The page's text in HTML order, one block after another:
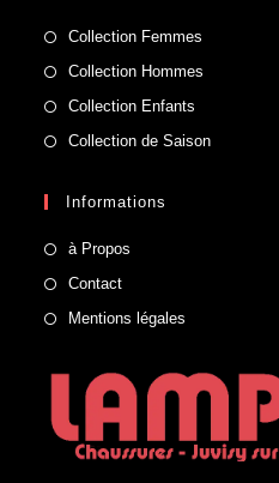
Collection Femmes
Collection Hommes
Collection Enfants
Collection de Saison
Informations
à Propos
Contact
Mentions légales